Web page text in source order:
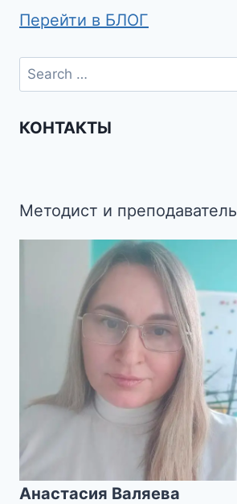
Перейти в БЛОГ
КОНТАКТЫ
Методист и преподаватель
Анастасия Валяева